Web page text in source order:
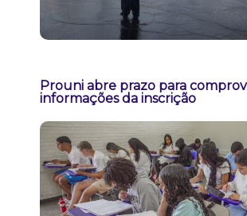
Prouni abre prazo para
informações da inscrição